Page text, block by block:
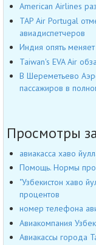
American Airlines
TAP Air Portugal
авиадиспетчеров
Индия опять
Taiwan's EVA Air
В Шереметьево
пассажиров в
Просмотры
авиакасса хаво
Помощь. Нормы
"Узбекистон хаво
процентов
номер телефона
Авиакомпания
Авиакассы города